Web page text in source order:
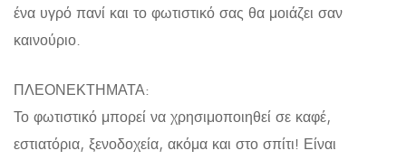
ένα υγρό πανί και το φωτιστικό σας θα μοιάζει σαν
καινούριο.
ΠΛΕΟΝΕΚΤΗΜΑΤΑ:
Το φωτιστικό μπορεί να χρησιμοποιηθεί σε καφέ,
εστιατόρια, ξενοδοχεία, ακόμα και στο σπίτι! Είναι